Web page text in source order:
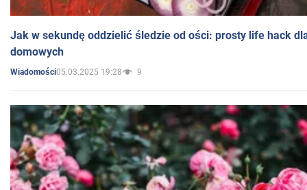
Jak w sekundę oddzielić śledzie od ości: prosty life hack
domowych
Wiadomości05.03.2025 19:28 9